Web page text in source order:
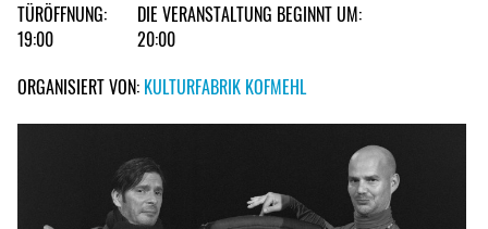
TÜRÖFFNUNG:
19:00
DIE VERANSTALTUNG BEGINNT UM:
20:00
ORGANISIERT VON: KULTURFABRIK KOFMEHL